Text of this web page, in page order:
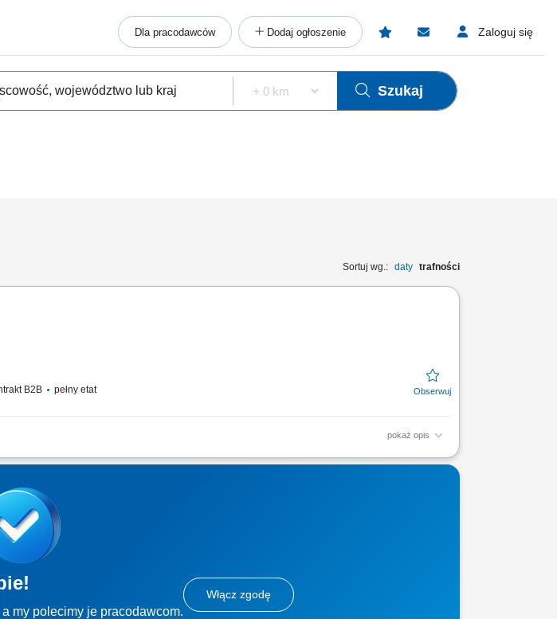
Dla pracodawców Dodaj ogłoszenie Zaloguj się
Szukaj
Sortuj wg.: daty trafności
B2B pełny etat
pokaż opis
luksusowych jachtów; Przygotowywanie powierzchni do dalszych etapów
my polecimy je pracodawcom.
Włącz zgodę